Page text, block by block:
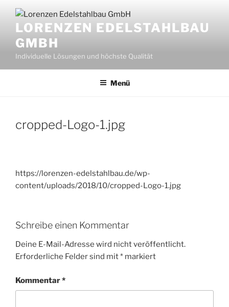
Inhalt
springenLORENZEN EDELSTAHLBAU
GMBH
Individuelle Lösungen und höchste Qualität
Menü
cropped-Logo-1.jpg
https://lorenzen-edelstahlbau.de/wp-
content/uploads/2018/10/cropped-Logo-1.jpg
Schreibe einen Kommentar
Deine E-Mail-Adresse wird nicht veröffentlicht.
Erforderliche Felder sind mit* markiert
Kommentar*